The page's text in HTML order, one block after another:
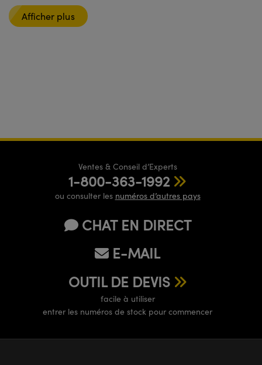
Afficher plus
Ventes & Conseil d’Experts
1-800-363-1992
ou consulter les numéros d’autres pays
CHAT EN DIRECT
E-MAIL
OUTIL DE DEVIS
facile à utiliser
entrer les numéros de stock pour commencer